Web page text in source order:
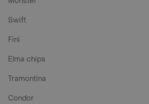
Swift
Fini
Elma chips
Tramontina
Condor